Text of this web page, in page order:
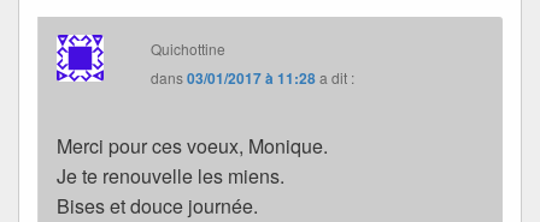
Quichottine
dans03/01/2017 à 11:28a dit :
Merci pour ces voeux, Monique.
Je te renouvelle les miens.
Bises et douce journée.